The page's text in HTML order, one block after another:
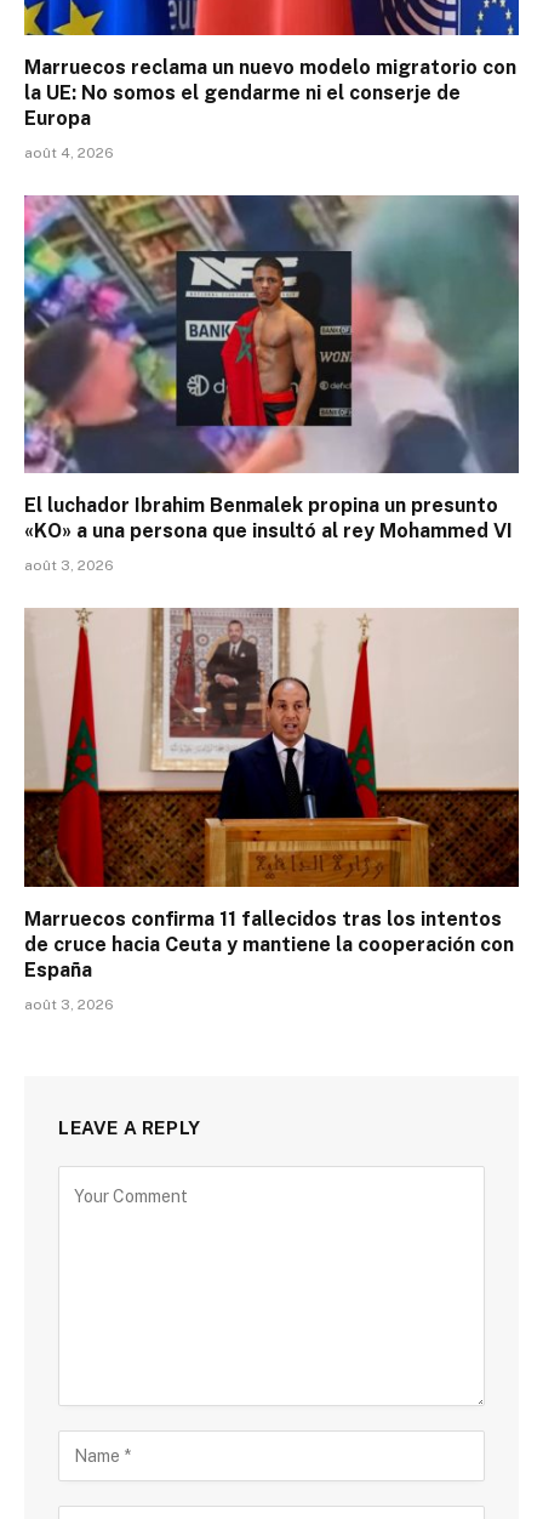
Marruecos reclama un nuevo modelo migratorio con
la UE: No somos el gendarme ni el conserje de
Europa
août 4, 2026
El luchador Ibrahim Benmalek propina un presunto
«KO» a una persona que insultó al rey Mohammed VI
août 3, 2026
Marruecos confirma 11 fallecidos tras los intentos
de cruce hacia Ceuta y mantiene la cooperación con
España
août 3, 2026
LEAVE A REPLY